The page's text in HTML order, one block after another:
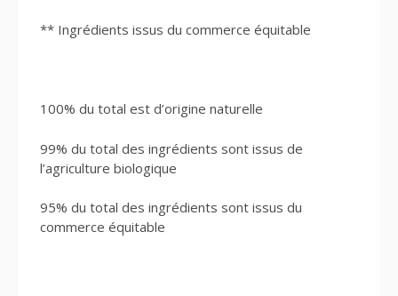
** Ingrédients issus du commerce équitable
100% du total est d’origine naturelle
99% du total des ingrédients sont issus de
l’agriculture biologique
95% du total des ingrédients sont issus du
commerce équitable